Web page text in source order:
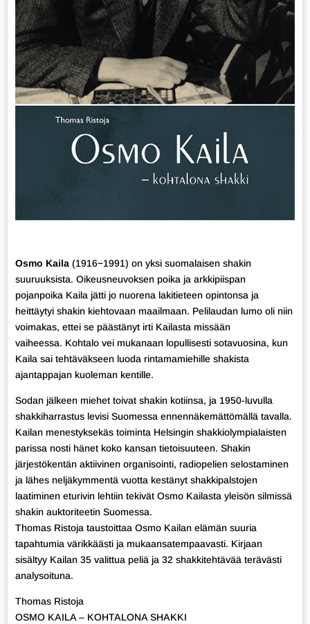
Osmo Kaila(1916−1991) on yksi suomalaisen shakin
suuruuksista. Oikeusneuvoksen poika ja arkkipiispan
pojanpoika Kaila jätti jo nuorena lakitieteen opintonsa ja
heittäytyi shakin kiehtovaan maailmaan. Pelilaudan lumo oli niin
voimakas, ettei se päästänyt irti Kailasta missään
vaiheessa. Kohtalo vei mukanaan lopullisesti sotavuosina, kun
Kaila sai tehtäväkseen luoda rintamamiehille shakista
ajantappajan kuoleman kentille.
Sodan jälkeen miehet toivat shakin kotiinsa, ja 1950-luvulla
shakkiharrastus levisi Suomessa ennennäkemättömällä tavalla.
Kailan menestyksekäs toiminta Helsingin shakkiolympialaisten
parissa nosti hänet koko kansan tietoisuuteen. Shakin
järjestökentän aktiivinen organisointi, radiopelien selostaminen
ja lähes neljäkymmentä vuotta kestänyt shakkipalstojen
laatiminen eturivin lehtiin tekivät Osmo Kailasta yleisön silmissä
shakin auktoriteetin Suomessa.
Thomas Ristoja taustoittaa Osmo Kailan elämän suuria
tapahtumia värikkäästi ja mukaansatempaavasti. Kirjaan
sisältyy Kailan 35 valittua peliä ja 32 shakkitehtävää terävästi
analysoituna.
Thomas Ristoja
OSMO KAILA – KOHTALONA SHAKKI